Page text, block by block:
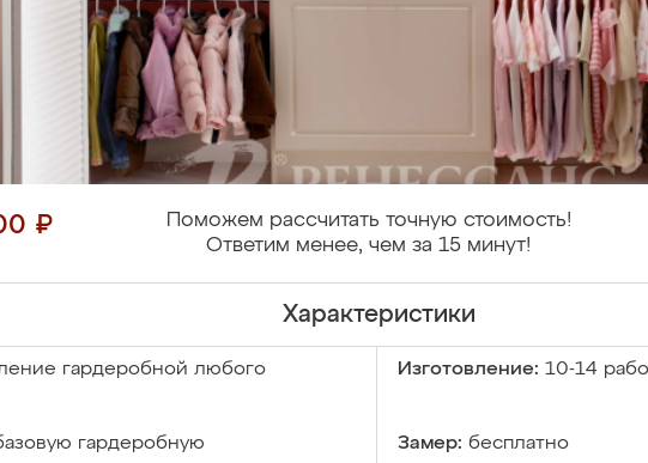
₽
Поможем рассчитать точную стоимость!
Ответим менее, чем за 15 минут!
Характеристики
гардеробной любого
Изготовление: 10-14
гардеробную Замер: бесплатно